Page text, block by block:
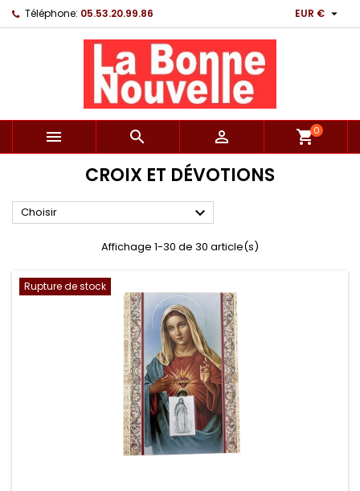
Téléphone: 05.53.20.99.86 EUR € 
   shopping_cart0
CROIX ET DÉVOTIONS
Choisir 
Affichage 1-30 de 30 article(s)
Rupture de stock